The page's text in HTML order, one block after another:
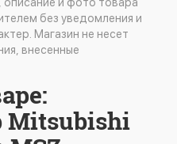
описание и фото товара
без уведомления и
Магазин не несет
внесенные